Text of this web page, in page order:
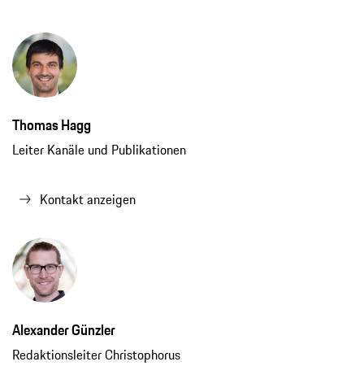
Thomas Hagg
Leiter Kanäle und Publikationen
Kontakt anzeigen
Alexander Günzler
Redaktionsleiter Christophorus